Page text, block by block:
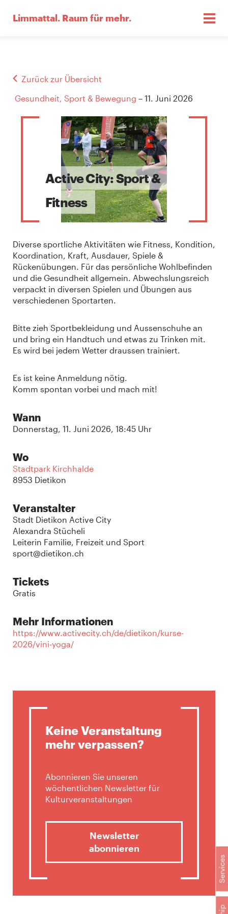
Services
Limmattal. Raum für mehr.
Zurück zur Übersicht
Gesundheit, Sport & Bewegung – 11. Juni 2026
Active City: Sport &
Fitness
Diverse sportliche Aktivitäten wie Fitness, Kondition,
Koordination, Kraft, Ausdauer, Spiele &
Rückenübungen. Für das persönliche Wohlbefinden
und die Gesundheit allgemein. Abwechslungsreich
verpackt in diversen Spielen und Übungen aus
verschiedenen Sportarten.
Bitte zieh Sportbekleidung und Aussenschuhe an
und bring ein Handtuch und etwas zu Trinken mit.
Es wird bei jedem Wetter draussen trainiert.
Es ist keine Anmeldung nötig.
Komm spontan vorbei und mach mit!
Wann
Donnerstag, 11. Juni 2026, 18:45 Uhr
Wo
Stadtpark Kirchhalde
8953 Dietikon
Veranstalter
Stadt Dietikon Active City
Alexandra Stücheli
Leiterin Familie, Freizeit und Sport
sport@dietikon.ch
Tickets
Gratis
Mehr Informationen
https://www.activecity.ch/de/dietikon/kurse-
2026/vini-yoga/
Keine Veranstaltung
mehr verpassen?
Abonnieren Sie unseren
wöchentlichen Newsletter für
Kulturveranstaltungen
Newsletter
abonnieren